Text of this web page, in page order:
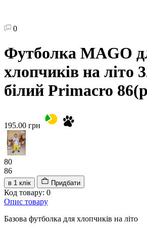
0
Футболка MAGO
хлопчиків на літо
білий Primacro
195.00 грн
80
86
в 1 клік Придбати
Код товару: 0
Опис товару
Базова футболка для хлопчиків на літо